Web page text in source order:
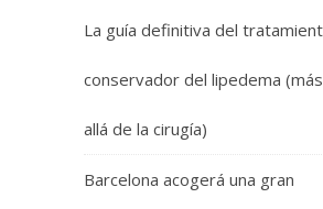
La guía definitiva del
conservador del lipedema (más
allá de la cirugía)
Barcelona acogerá una gran